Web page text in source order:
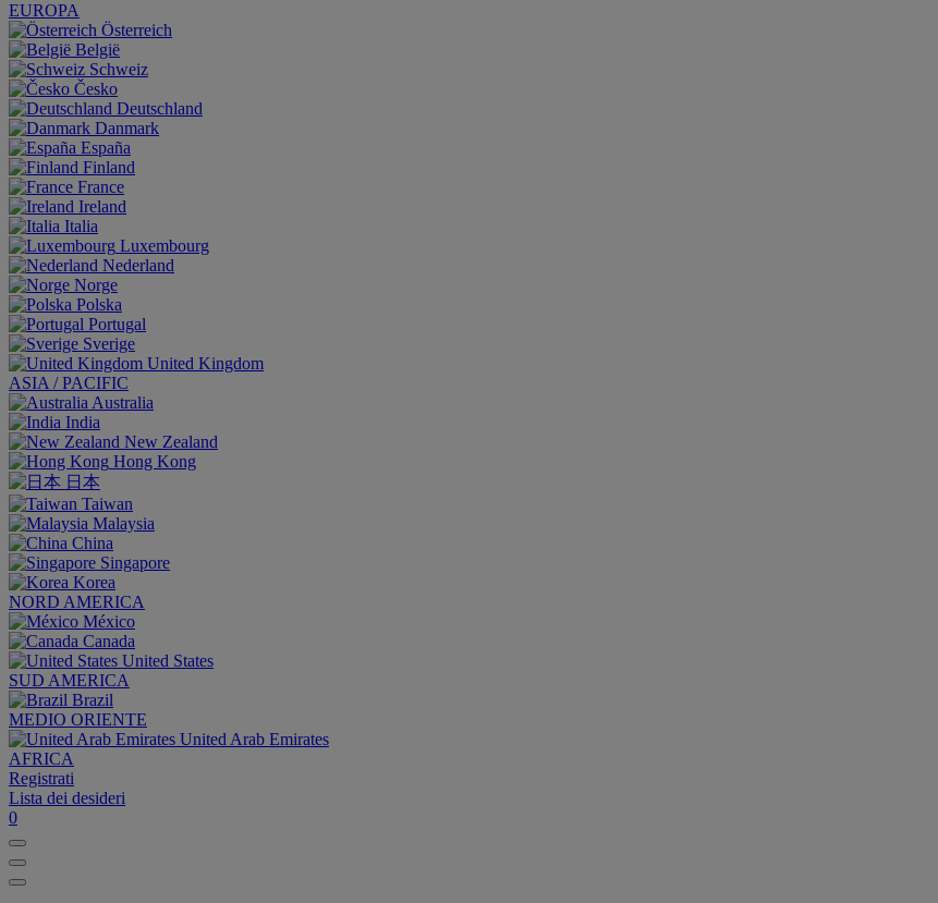
EUROPA
Österreich
België
Schweiz
Česko
Deutschland
Danmark
España
Finland
France
Ireland
Italia
Luxembourg
Nederland
Norge
Polska
Portugal
Sverige
United Kingdom
ASIA / PACIFIC
Australia
India
New Zealand
Hong Kong
日本
Taiwan
Malaysia
China
Singapore
Korea
NORD AMERICA
México
Canada
United States
SUD AMERICA
Brazil
MEDIO ORIENTE
United Arab Emirates
AFRICA
Registrati
Lista dei desideri
0